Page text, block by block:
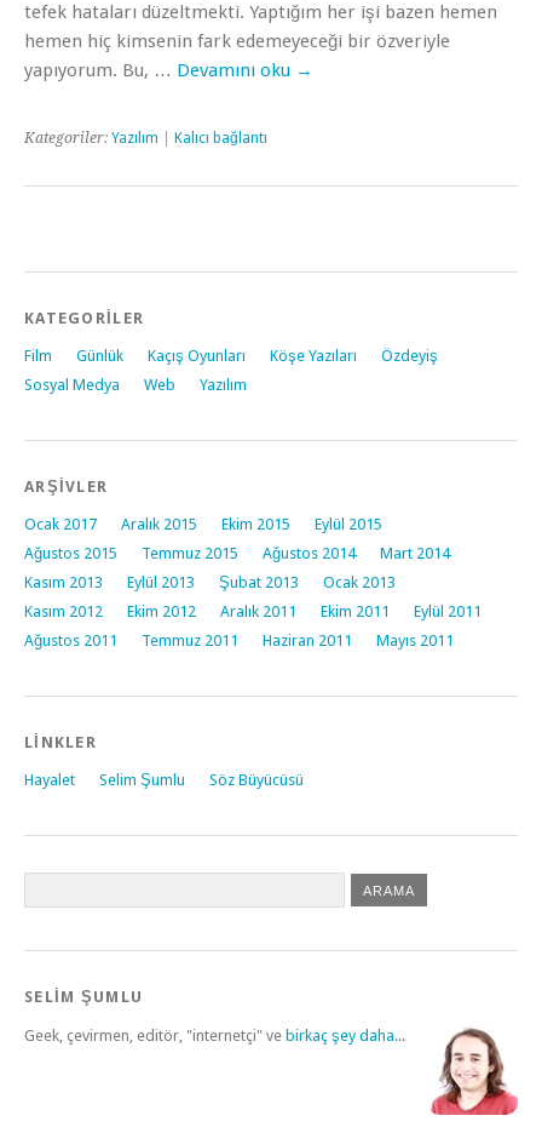
tefek hataları düzeltmekti. Yaptığım her işi bazen hemen
hemen hiç kimsenin fark edemeyeceği bir özveriyle
yapıyorum. Bu, … Devamını oku →
Kategoriler: Yazılım Kalıcı bağlantı
KATEGORİLER
Film Günlük Kaçış Oyunları Köşe Yazıları
Özdeyiş
Sosyal Medya
Web Yazılım
ARŞİVLER
Ocak 2017 Aralık 2015 Ekim 2015
Eylül 2015
Ağustos 2015
Temmuz 2015 Ağustos 2014
Mart 2014
Kasım 2013
Eylül 2013 Şubat 2013
Ocak 2013
Kasım 2012
Ekim 2012 Aralık 2011 Ekim 2011
Eylül 2011
Ağustos 2011
Temmuz 2011 Haziran 2011 Mayıs 2011
LINKLER
Hayalet Selim Şumlu Söz Büyücüsü
SELİM ŞUMLU
Geek, çevirmen, editör, "internetçi" ve birkaç şey daha...